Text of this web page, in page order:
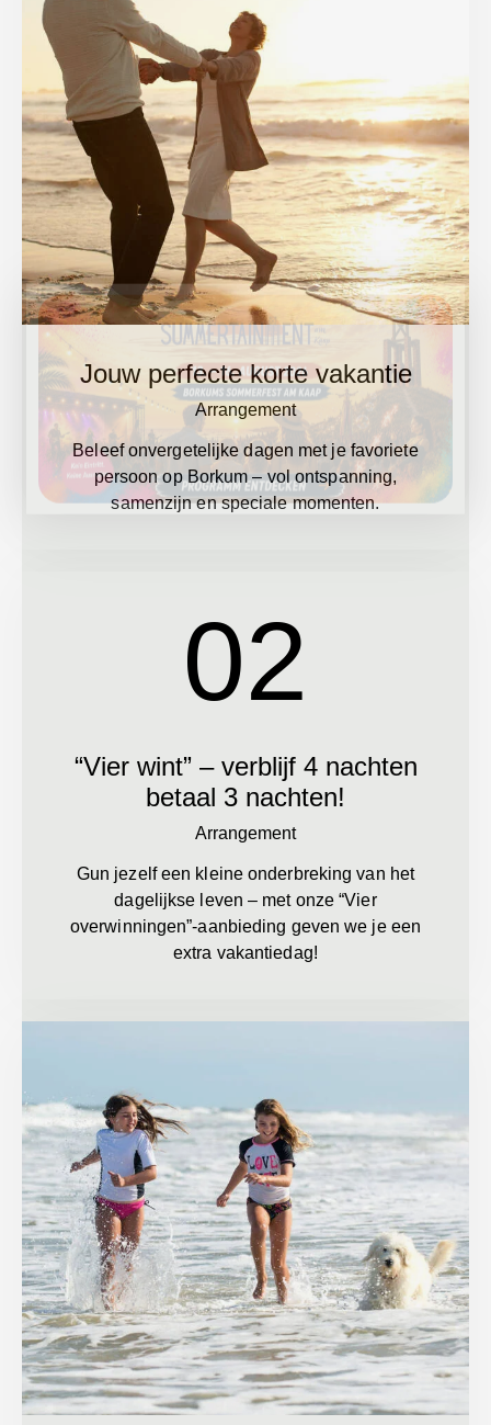
Jouw perfecte korte vakantie
Arrangement
Beleef onvergetelijke dagen met je favoriete
persoon op Borkum – vol ontspanning,
samenzijn en speciale momenten.
02
“Vier wint” – verblijf 4 nachten
betaal 3 nachten!
Arrangement
Gun jezelf een kleine onderbreking van het
dagelijkse leven – met onze “Vier
overwinningen”-aanbieding geven we je een
extra vakantiedag!